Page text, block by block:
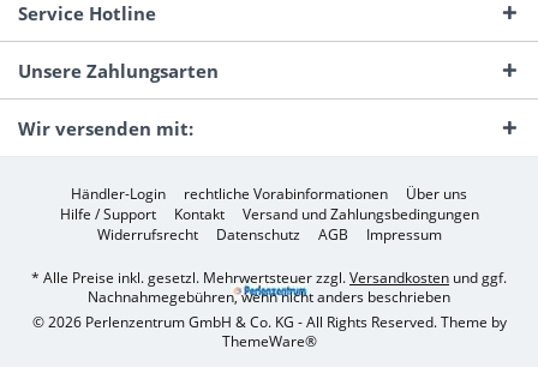
Service Hotline
Unsere Zahlungsarten
Wir versenden mit:
Händler-Login rechtliche Vorabinformationen
Über uns
Hilfe / Support
Kontakt
Versand und Zahlungsbedingungen
Widerrufsrecht
Datenschutz AGB Impressum
* Alle Preise inkl. gesetzl. Mehrwertsteuer zzgl.Versandkosten und ggf.
Nachnahmegebühren, wenn nicht anders beschrieben
© 2026 Perlenzentrum GmbH & Co. KG - All Rights Reserved. Theme by
ThemeWare®